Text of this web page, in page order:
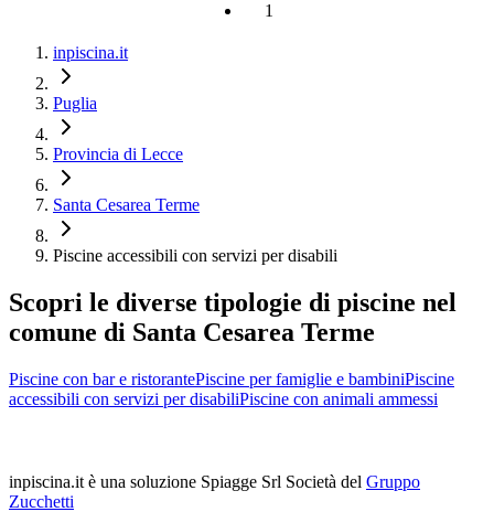
1
inpiscina.it
Puglia
Provincia di Lecce
Santa Cesarea Terme
Piscine accessibili con servizi per disabili
Scopri le diverse tipologie di piscine nel
comune di Santa Cesarea Terme
Piscine con bar e ristorantePiscine per famiglie e bambiniPiscine
accessibili con servizi per disabiliPiscine con animali ammessi
inpiscina.it è una soluzione Spiagge Srl Società del Gruppo
Zucchetti